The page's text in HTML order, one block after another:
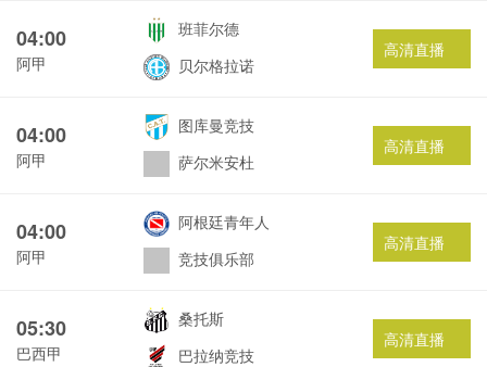
04:00
阿甲
班菲尔德
贝尔格拉诺
高清直播
04:00
阿甲
图库曼竞技
萨尔米安杜
高清直播
04:00
阿甲
阿根廷青年人
竞技俱乐部
高清直播
05:30
巴西甲
桑托斯
巴拉纳竞技
高清直播